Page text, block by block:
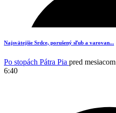
13
Najsvätejšie Srdce, porušený sľub a varovan...
Po stopách Pátra Pia pred mesiacom
6:40